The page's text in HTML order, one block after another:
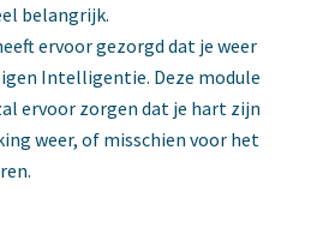
belangrijk.
ervoor gezorgd dat je weer
Intelligentie. Deze module
ervoor zorgen dat je hart zijn
weer, of misschien voor het